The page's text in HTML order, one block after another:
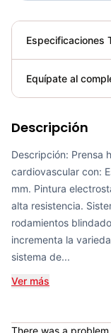
Especificaciones
Plegable
Equípate al
Descripción
Descripción: Prensa
cardiovascular con:
mm. Pintura
alta resistencia.
rodamientos
incrementa la
sistema de...
Ver más